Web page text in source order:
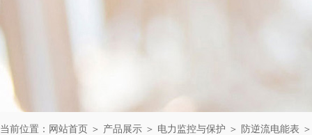
当前位置： 网站首页 ＞ 产品展示 ＞ 电力监控与保护 ＞ 防逆流电能表